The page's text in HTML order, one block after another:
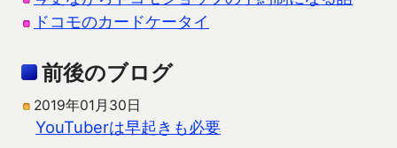
ドコモのカードケータイ
前後のブログ
2019年01月30日
YouTuberは早起きも必要